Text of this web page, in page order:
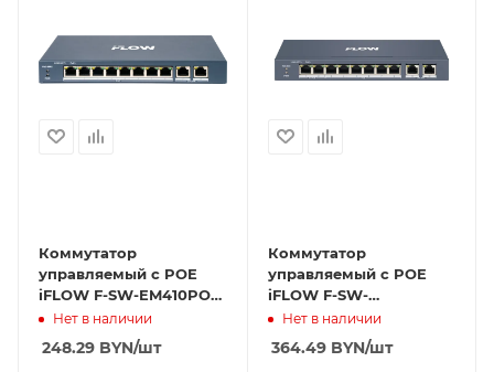
Коммутатор
управляемый c POE
iFLOW F-SW-EM410POE-
VM/L
Нет в наличии
248.29 BYN/шт
Коммутатор
управляемый c POE
iFLOW F-SW-
EM410HPOE-VM
Нет в наличии
364.49BYN/шт